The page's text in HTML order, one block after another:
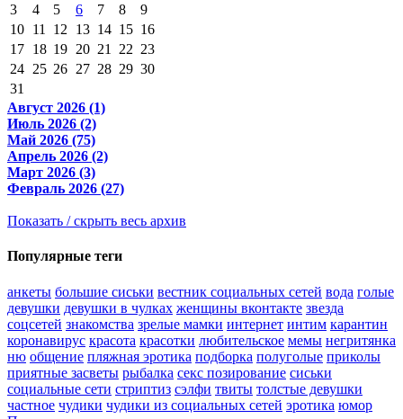
3
4 5 6 7 8
9
10 11 12 13 14 15 16
17 18 19 20 21 22 23
24 25 26 27 28 29 30
31
Август 2026 (1)
Июль 2026 (2)
Май 2026 (75)
Апрель 2026 (2)
Март 2026 (3)
Февраль 2026 (27)
Показать / скрыть весь архив
Популярные теги
анкеты большие сиськи вестник социальных сетей вода голые
девушки девушки в чулках женщины вконтакте звезда
соцсетей знакомства зрелые мамки интернет интим карантин
коронавирус красота красотки любительское мемы негритянка
ню общение пляжная эротика подборка полуголые приколы
приятные засветы рыбалка секс позирование сиськи
социальные сети стриптиз сэлфи твиты толстые девушки
частное чудики чудики из социальных сетей эротика юмор